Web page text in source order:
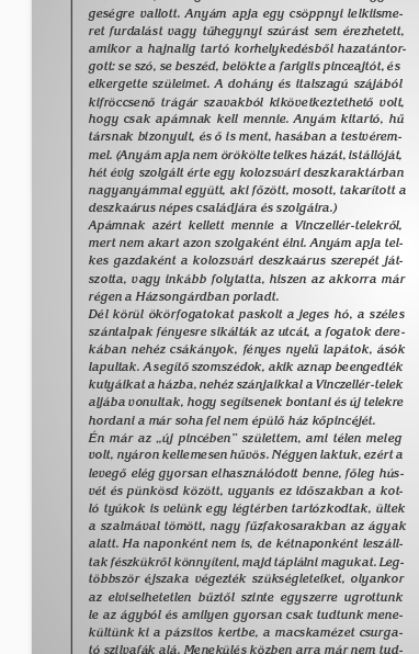
geségre vallott. Anyám apja egy csöppnyi lelkiisme-
ret furdalást vagy tûhegynyi szúrást sem érezhetett,
amikor a hajnalig tartó korhelykedésbõl hazatántor-
gott: se szó, se beszéd, belökte a fariglis pinceajtót, és
elkergette szüleimet. A dohány és italszagú szájából
kifröccsenõ trágár szavakból kikövetkeztethetõ volt,
hogy csak apámnak kell mennie. Anyám kitartó, hû
társnak bizonyult, és õ is ment, hasában a testvérem-
mel. (Anyám apja nem örökölte telkes házát, istállóját,
hét évig szolgált érte egy kolozsvári deszkaraktárban
nagyanyámmal együtt, aki fõzött, mosott, takarított a
deszkaárus népes családjára és szolgáira.)
Apámnak azért kellett mennie a Vinczellér-telekrõl,
mert nem akart azon szolgaként élni. Anyám apja tel-
kes gazdaként a kolozsvári deszkaárus szerepét ját-
szotta, vagy inkább folytatta, hiszen az akkorra már
régen a Házsongárdban porladt.
Dél körül ökörfogatokat paskolt a jeges hó, a széles
szántalpak fényesre sikálták az utcát, a fogatok dere-
kában nehéz csákányok, fényes nyelû lapátok, ásók
lapultak. A segítõ szomszédok, akik aznap beengedték
kutyáikat a házba, nehéz szánjaikkal a Vinczellér-telek
aljába vonultak, hogy segítsenek bontani és új telekre
hordani a már soha fel nem épülõ ház kõpincéjét.
Én már az „új pincében” születtem, ami télen meleg
volt, nyáron kellemesen hûvös. Négyen laktuk, ezért a
levegõ elég gyorsan elhasználódott benne, fõleg hús-
vét és pünkösd között, ugyanis ez idõszakban a kot-
ló tyúkok is velünk egy légtérben tartózkodtak, ültek
a szalmával tömött, nagy fûzfakosarakban az ágyak
alatt. Ha naponként nem is, de kétnaponként leszáll-
tak fészkükrõl könnyíteni, majd táplálni magukat. Leg-
többször éjszaka végezték szükségleteiket, olyankor
az elviselhetetlen bûztõl szinte egyszerre ugrottunk
le az ágyból és amilyen gyorsan csak tudtunk mene-
kültünk ki a pázsitos kertbe, a macskamézet csurga-
tó szilvafák alá. Menekülés közben arra már nem tud-